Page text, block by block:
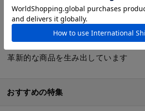
ドであるCASAMANCE。インテリア
紙を取り扱っています。リネンやシル
を積極的に取り入れ、最新の技術を
革新的な商品を生み出しています
おすすめの特集